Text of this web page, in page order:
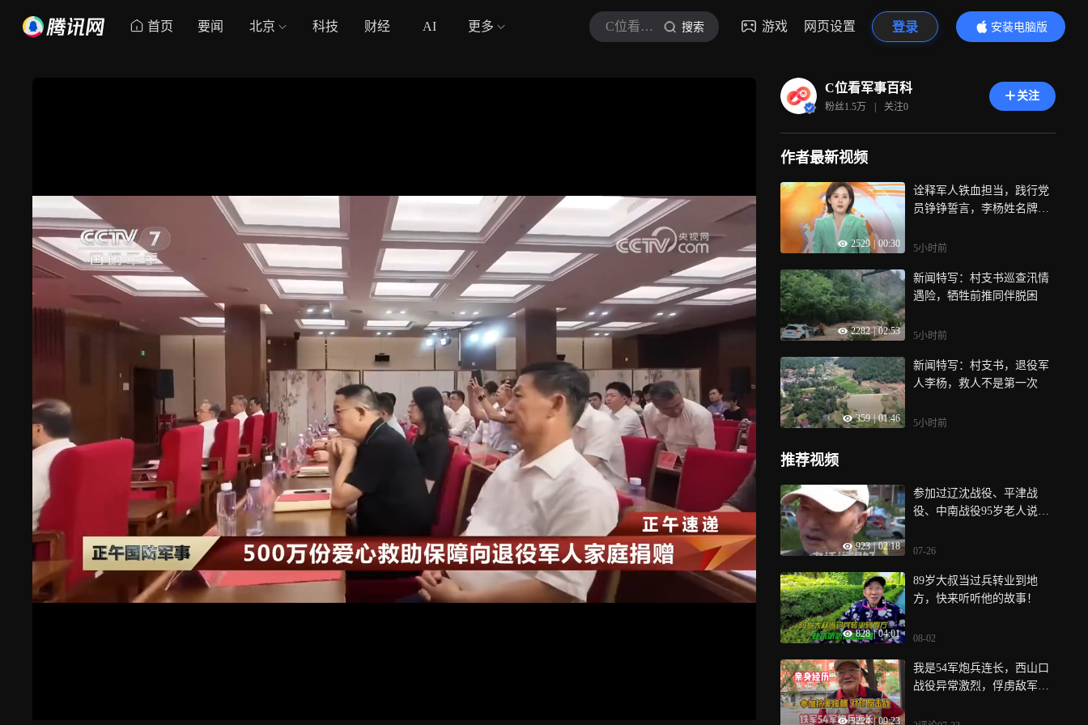
首页 要闻 北京 科技 财经 AI 更多 C位看军事百科 搜索 游戏 网页设置 登录
安装电脑版
内容更精彩
C位看军事百科
粉丝1.5万 | 关注0
关注
作者最新视频
2529 00:30
诠释军人铁血担当，践行党
员铮铮誓言，李杨姓名牌永
5小时前
2282 | 02:53
新闻特写：村支书巡查汛情
遇险，牺牲前推同伴脱困
5小时前
359 | 01:46
新闻特写：村支书，退役军
人李杨，救人不是第一次
5小时前
推荐视频
923 | 02:18
参加过辽沈战役、平津战
役、中南战役95岁老人说：
都减退啦…
07-26
828 | 04:01
89岁大叔当过兵转业到地
方，快来听听他的故事！
08-02
3224 | 09:23
我是54军炮兵连长，西山口
战役异常激烈，俘虏敌军七